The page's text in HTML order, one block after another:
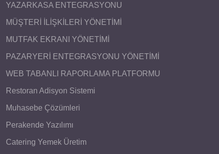
YAZARKASA ENTEGRASYONU
MÜŞTERİ İLİŞKİLERİ YÖNETİMİ
MUTFAK EKRANI YÖNETİMİ
PAZARYERİ ENTEGRASYONU YÖNETİMİ
WEB TABANLI RAPORLAMA PLATFORMU
Restoran Adisyon Sistemi
Muhasebe Çözümleri
Perakende Yazılımı
Catering Yemek Üretim